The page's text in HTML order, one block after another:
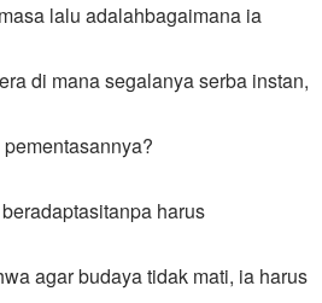
lalu adalahbagaimana ia
di mana segalanya serba instan,
harus
agar budaya tidak mati, ia harus